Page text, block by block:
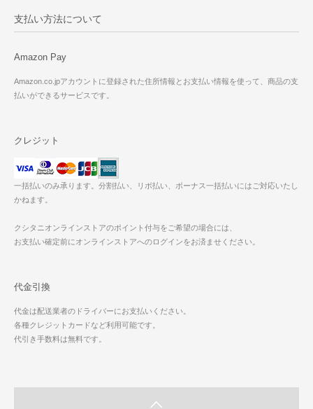
支払い方法について
Amazon Pay
Amazon.co.jpアカウントに登録された住所情報とお支払い情報を使って、商品の支
払いができるサービスです。
クレジット
一括払いのみ承ります。分割払い、リボ払い、ボーナス一括払いにはご対応いたし
かねます。
クシタニオンラインストアのポイント付与をご希望の場合には、
お支払い確定前にオンラインストアへのログインをお済ませください。
代金引換
代金は配送業者のドライバーにお支払いください。
各種クレジットカードなど利用可能です。
代引き手数料は無料です。